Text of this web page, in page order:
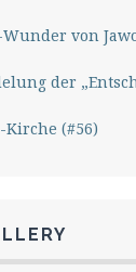
von
der
(#56)